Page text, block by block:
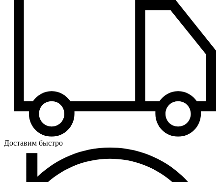
Доставим быстро